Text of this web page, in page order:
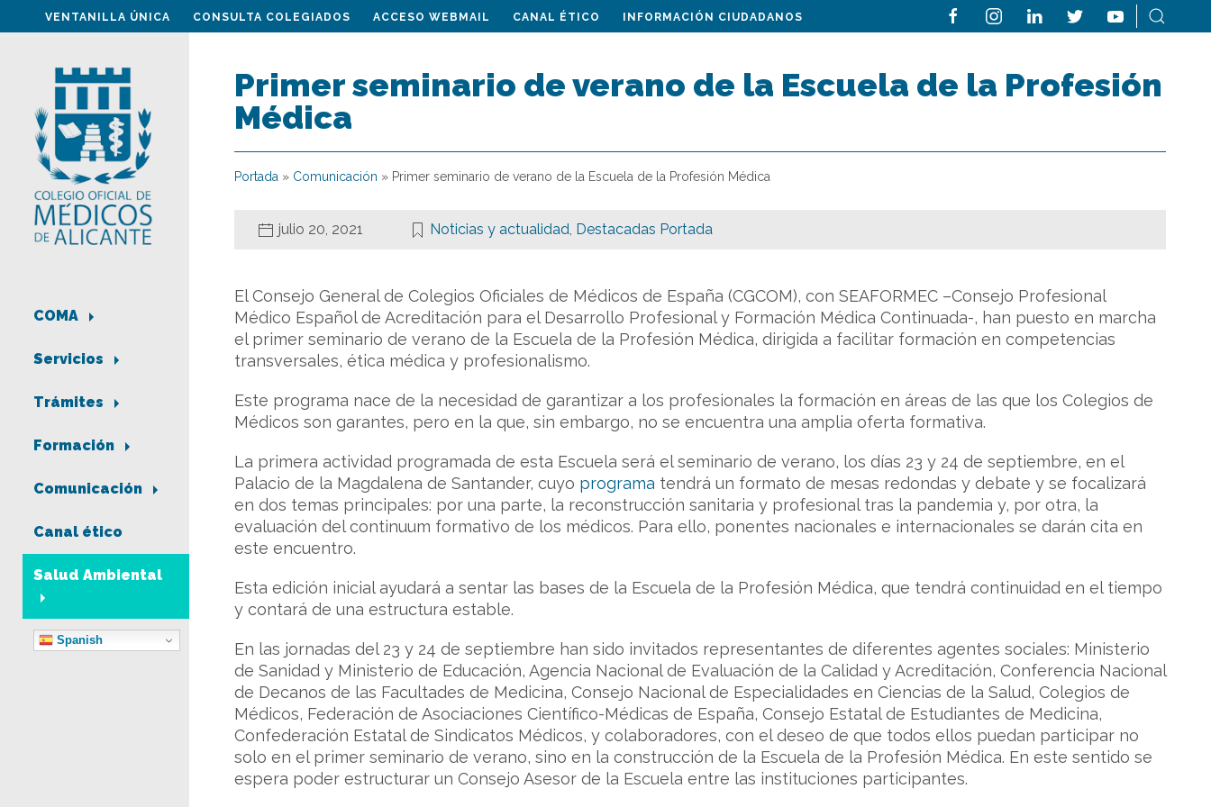
VENTANILLA ÚNICA CONSULTA COLEGIADOS ACCESO WEBMAIL CANAL ÉTICO INFORMACIÓN CIUDADANOS
COMA
Servicios
Trámites
Formación
Comunicación
Canal ético
Salud Ambiental
Spanish
Primer seminario de verano de la Escuela de la Profesión
Médica
Portada » Comunicación » Primer seminario de verano de la Escuela de la Profesión Médica
julio 20, 2021 Noticias y actualidad, Destacadas Portada
El Consejo General de Colegios Oficiales de Médicos de España (CGCOM), con SEAFORMEC –Consejo Profesional
Médico Español de Acreditación para el Desarrollo Profesional y Formación Médica Continuada-, han puesto en marcha
el primer seminario de verano de la Escuela de la Profesión Médica, dirigida a facilitar formación en competencias
transversales, ética médica y profesionalismo.
Este programa nace de la necesidad de garantizar a los profesionales la formación en áreas de las que los Colegios de
Médicos son garantes, pero en la que, sin embargo, no se encuentra una amplia oferta formativa.
La primera actividad programada de esta Escuela será el seminario de verano, los días 23 y 24 de septiembre, en el
Palacio de la Magdalena de Santander, cuyo programa tendrá un formato de mesas redondas y debate y se focalizará
en dos temas principales: por una parte, la reconstrucción sanitaria y profesional tras la pandemia y, por otra, la
evaluación del continuum formativo de los médicos. Para ello, ponentes nacionales e internacionales se darán cita en
este encuentro.
Esta edición inicial ayudará a sentar las bases de la Escuela de la Profesión Médica, que tendrá continuidad en el tiempo
y contará de una estructura estable.
En las jornadas del 23 y 24 de septiembre han sido invitados representantes de diferentes agentes sociales: Ministerio
de Sanidad y Ministerio de Educación, Agencia Nacional de Evaluación de la Calidad y Acreditación, Conferencia Nacional
de Decanos de las Facultades de Medicina, Consejo Nacional de Especialidades en Ciencias de la Salud, Colegios de
Médicos, Federación de Asociaciones Científico-Médicas de España, Consejo Estatal de Estudiantes de Medicina,
Confederación Estatal de Sindicatos Médicos, y colaboradores, con el deseo de que todos ellos puedan participar no
solo en el primer seminario de verano, sino en la construcción de la Escuela de la Profesión Médica. En este sentido se
espera poder estructurar un Consejo Asesor de la Escuela entre las instituciones participantes.